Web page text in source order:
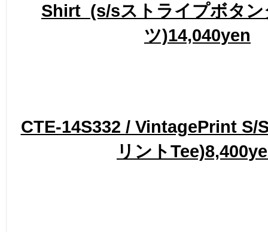
Shirt (s/sストライプボタ
ツ)14,040yen
CTE-14S332 / VintagePrint S/
リント